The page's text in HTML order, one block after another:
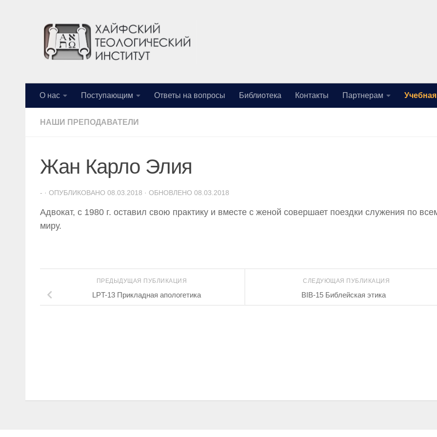
О нас Поступающим Ответы на вопросы Библиотека Контакты Партнерам
НАШИ ПРЕПОДАВАТЕЛИ
Жан Карло Элия
- · ОПУБЛИКОВАНО 08.03.2018 · ОБНОВЛЕНО 08.03.2018
Адвокат, с 1980 г. оставил свою практику и вместе с женой совершает поездки служения по
миру.
СЛЕДУЮЩАЯ ПУБЛИКАЦИЯ
BIB-15 Библейская этика
ПРЕДЫДУЩАЯ ПУБЛИКАЦИЯ
LPT-13 Прикладная апологетика